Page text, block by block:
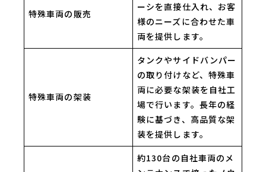
特殊車両の販売
ーシを直接仕入れ、お客
様のニーズに合わせた車
両を提供します。
特殊車両の架装
タンクやサイドバンパー
の取り付けなど、特殊車
両に必要な架装を自社工
場で行います。長年の経
験に基づき、高品質な架
装を提供します。
約130台の自社車両のメ